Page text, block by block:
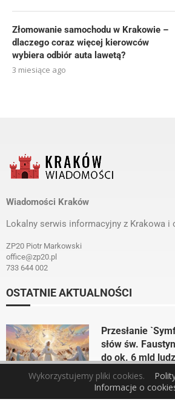
Złomowanie samochodu w Krakowie –
dlaczego coraz więcej kierowców
wybiera odbiór auta lawetą?
3 miesiące ago
Wiadomości Kraków
Lokalny serwis informacyjny z Krakowa i
ZP20 Piotr Markowski
office@zp20.pl
733 644 002
OSTATNIE AKTUALNOŚCI
Przesłanie
słów św.
do ok. 6 mld
by Wiadomości
Wykorzystujemy pliki cookies.
Informacje o